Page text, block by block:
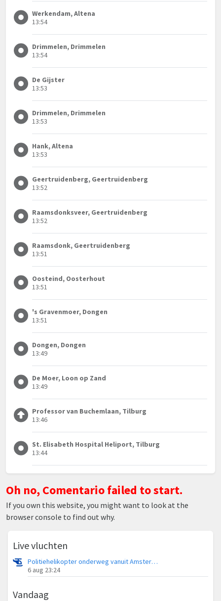
Werkendam, Altena
13:54
Drimmelen, Drimmelen
13:54
De Gijster
13:53
Drimmelen, Drimmelen
13:53
Hank, Altena
13:53
Geertruidenberg, Geertruidenberg
13:52
Raamsdonksveer, Geertruidenberg
13:52
Raamsdonk, Geertruidenberg
13:51
Oosteind, Oosterhout
13:51
's Gravenmoer, Dongen
13:51
Dongen, Dongen
13:49
De Moer, Loon op Zand
13:49
Professor van Buchemlaan, Tilburg
13:46
St. Elisabeth Hospital Heliport, Tilburg
13:44
Oh no, Comentario failed to start.
If you own this website, you might want to look at the
browser console to find out why.
Live vluchten
Politiehelikopter onderweg vanuit Amsterdam Vliegveld Schiphol
6 aug 23:24
Vandaag